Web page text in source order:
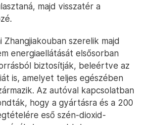
majd visszatér a
szerelik majd
energiaellátását elsősorban
biztosítják, beleértve az
is, amelyet teljes egészében
Az autóval kapcsolatban
hogy a gyártásra és a 200
eső szén-dioxid-